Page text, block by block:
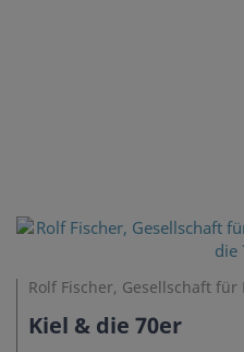
Rolf Fischer, Gesellschaft
Kiel & die 70er